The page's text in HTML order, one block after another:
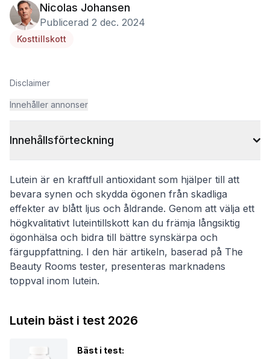
Nicolas Johansen
Publicerad 2 dec. 2024
Kosttillskott
Disclaimer
Innehåller annonser
Innehållsförteckning
Lutein är en kraftfull antioxidant som hjälper till att
bevara synen och skydda ögonen från skadliga
effekter av blått ljus och åldrande. Genom att välja ett
högkvalitativt luteintillskott kan du främja långsiktig
ögonhälsa och bidra till bättre synskärpa och
färguppfattning. I den här artikeln, baserad på The
Beauty Rooms tester, presenteras marknadens
toppval inom lutein.
Lutein bäst i test 2026
Bäst i test: